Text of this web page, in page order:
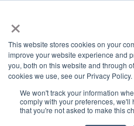
×
This website stores cookies on your
improve your website experience and
you, both on this website and through
cookies we use, see our Privacy Policy.
We won't track your information
comply with your preferences,
that you're not asked to make this
Køb BOARD-